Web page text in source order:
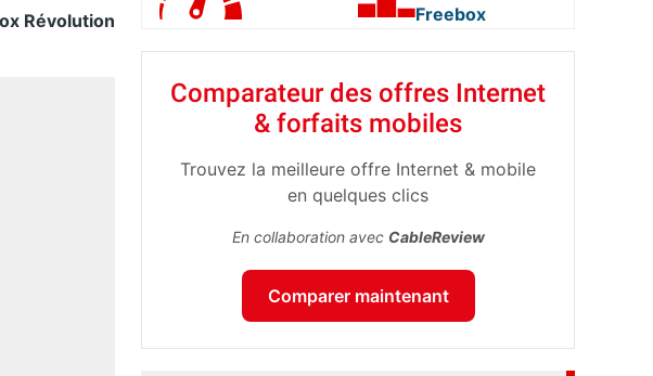
Révolution
Freebox
Comparateur des offres Internet
& forfaits mobiles
Trouvez la meilleure offre Internet & mobile
en quelques clics
En collaboration avec CableReview
Comparer maintenant